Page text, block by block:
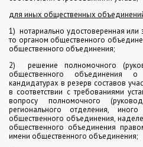
для иных общественных
1) нотариально удостоверенная
то органом общественного
общественного объединения;
2) решение полномочного
общественного объединения
кандидатурах в резерв составов
в соответствии с требованиями
вопросу полномочного
регионального отделения, иного
общественного объединения,
общественного объединения
имени общественного объединения;